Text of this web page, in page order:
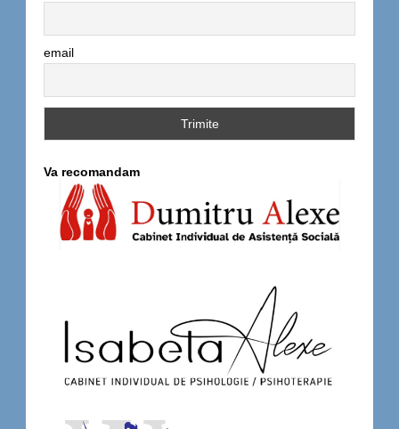
email
Va recomandam